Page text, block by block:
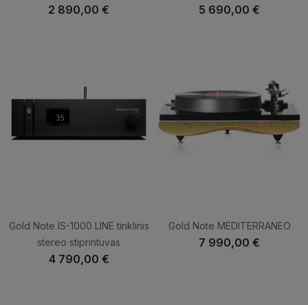
2 890,00 € 5 690,00 €
Gold Note IS-1000 LINE tinklinis
stereo stiprintuvas
4 790,00 €
Gold Note MEDITERRANEO
7 990,00 €